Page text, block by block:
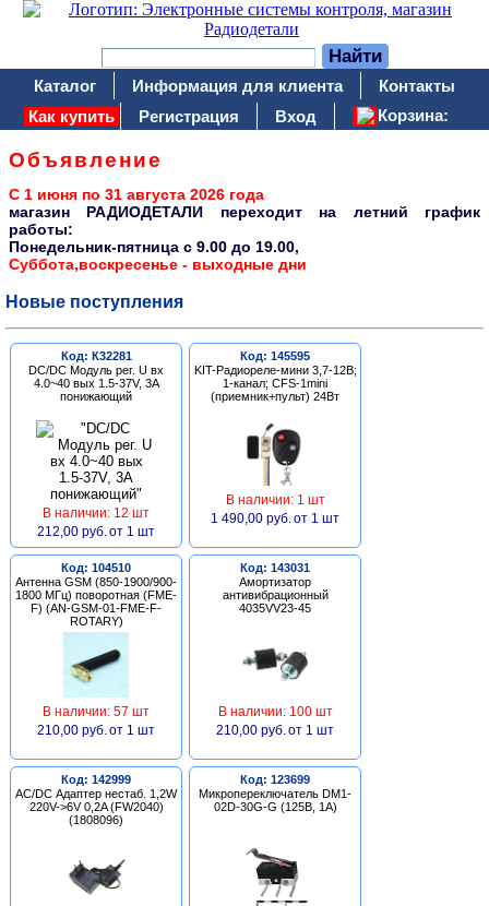
Каталог Информация для клиента
Контакты
Как купить
Регистрация Вход Корзина:
Объявление
С 1 июня по 31 августа 2026 года
магазин РАДИОДЕТАЛИ переходит на летний график
работы:
Понедельник-пятница c 9.00 до 19.00,
Суббота,воскресенье - выходные дни
Новые поступления
Код: К32281
DC/DC Модуль рег. U вх
4.0~40 вых 1.5-37V, 3A
понижающий
В наличии: 12 шт
212,00 руб. от 1 шт
Код: 145595
KIT-Радиореле-мини 3,7-12В;
1-канал; CFS-1mini
(приемник+пульт) 24Вт
В наличии: 1 шт
1 490,00 руб. от 1 шт
Код: 104510
Антенна GSM (850-1900/900-
1800 МГц) поворотная (FME-
F) (AN-GSM-01-FME-F-
ROTARY)
В наличии: 57 шт
210,00 руб. от 1 шт
Код: 143031
Амортизатор
антивибрационный
4035VV23-45
В наличии: 100 шт
210,00 руб. от 1 шт
Код: 142999
AC/DC Адаптер нестаб. 1,2W
220V->6V 0,2A (FW2040)
(1808096)
Код: 123699
Микропереключатель DM1-
02D-30G-G (125В, 1А)